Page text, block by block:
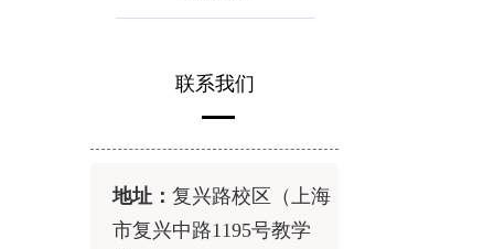
联系我们
地址： 复兴路校区（上海
市复兴中路1195号教学